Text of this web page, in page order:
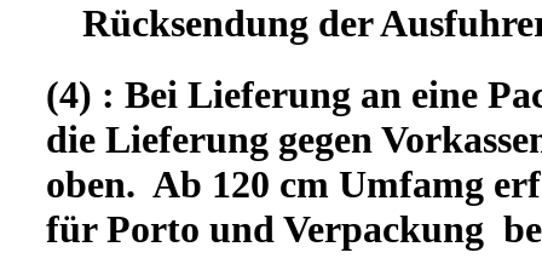
Rücksendung der
(4) : Bei Lieferung an eine
die Lieferung gegen
oben. Ab 120 cm Umfamg
für Porto und Verpackung